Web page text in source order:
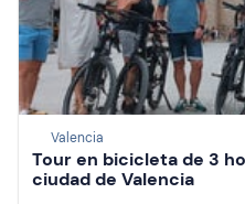
Valencia
Tour en bicicleta de 3
ciudad de Valencia